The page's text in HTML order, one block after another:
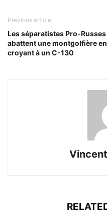
Previous article
Les séparatistes Pro-Russes
abattent une montgolfière en
croyant à un C-130